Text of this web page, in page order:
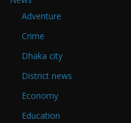
Adventure
Crime
Dhaka city
District news
Economy
Education